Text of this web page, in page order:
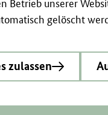
Betrieb unserer
gelöscht
zulassen